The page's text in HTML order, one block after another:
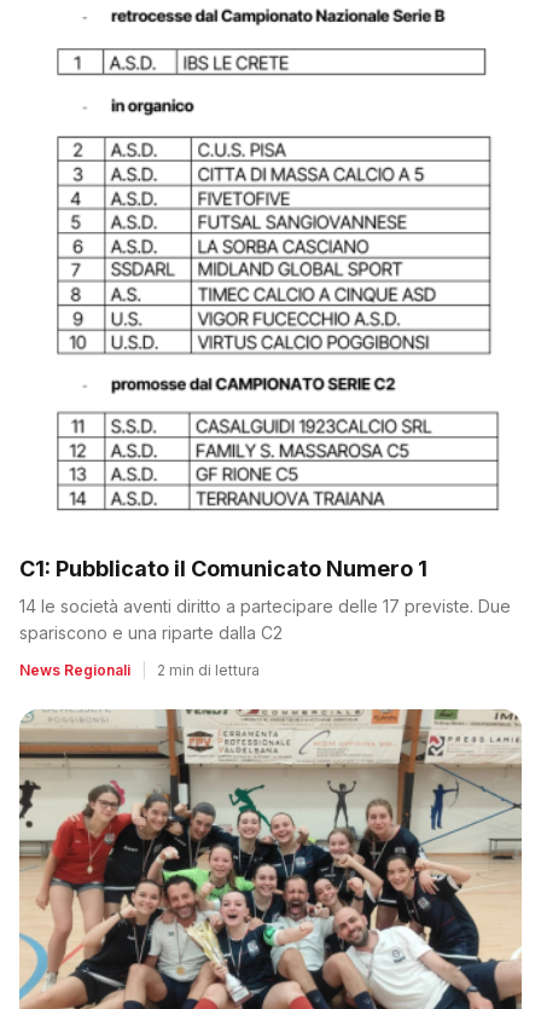
C1: Pubblicato il Comunicato Numero 1
14 le società aventi diritto a partecipare delle 17 previste. Due
spariscono e una riparte dalla C2
News Regionali 2 min di lettura